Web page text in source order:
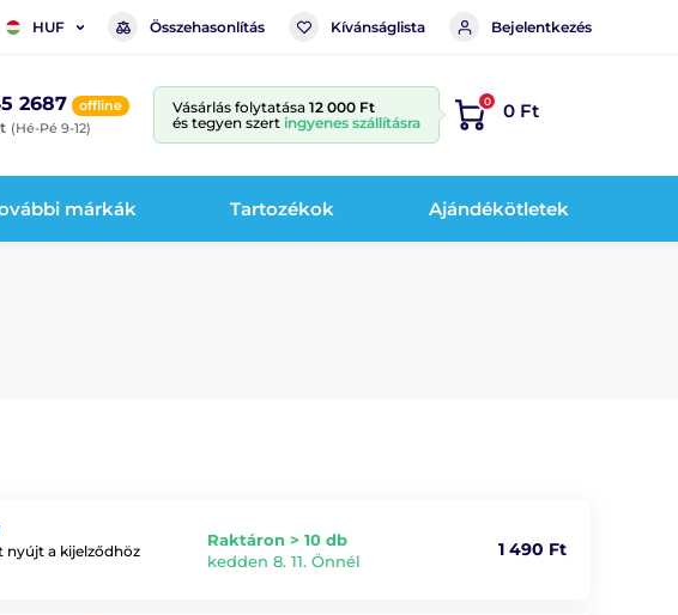
HUF Összehasonlítás Kívánságlista Bejelentkezés
2687 offline
(Hé-Pé 9-12)
Vásárlás folytatása 12 000 Ft
és tegyen szert ingyenes szállításra
0 0 Ft
márkák Tartozékok Ajándékötletek
nyújt a kijelződhöz
Raktáron > 10 db
kedden 8. 11. Önnél
1 490 Ft